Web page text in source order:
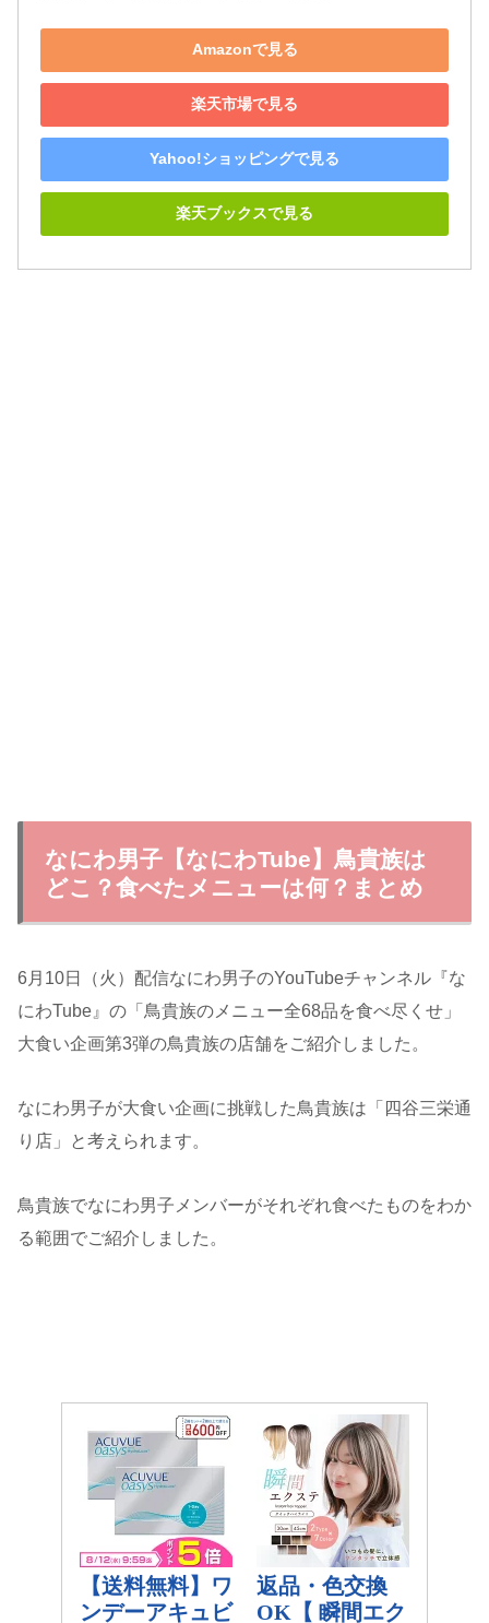
Amazonで見る
楽天市場で見る
Yahoo!ショッピングで見る
楽天ブックスで見る
なにわ男子【なにわTube】鳥貴族は
どこ？食べたメニューは何？まとめ
6月10日（火）配信なにわ男子のYouTubeチャンネル『な
にわTube』の「鳥貴族のメニュー全68品を食べ尽くせ」
大食い企画第3弾の鳥貴族の店舗をご紹介しました。
なにわ男子が大食い企画に挑戦した鳥貴族は「四谷三栄通
り店」と考えられます。
鳥貴族でなにわ男子メンバーがそれぞれ食べたものをわか
る範囲でご紹介しました。